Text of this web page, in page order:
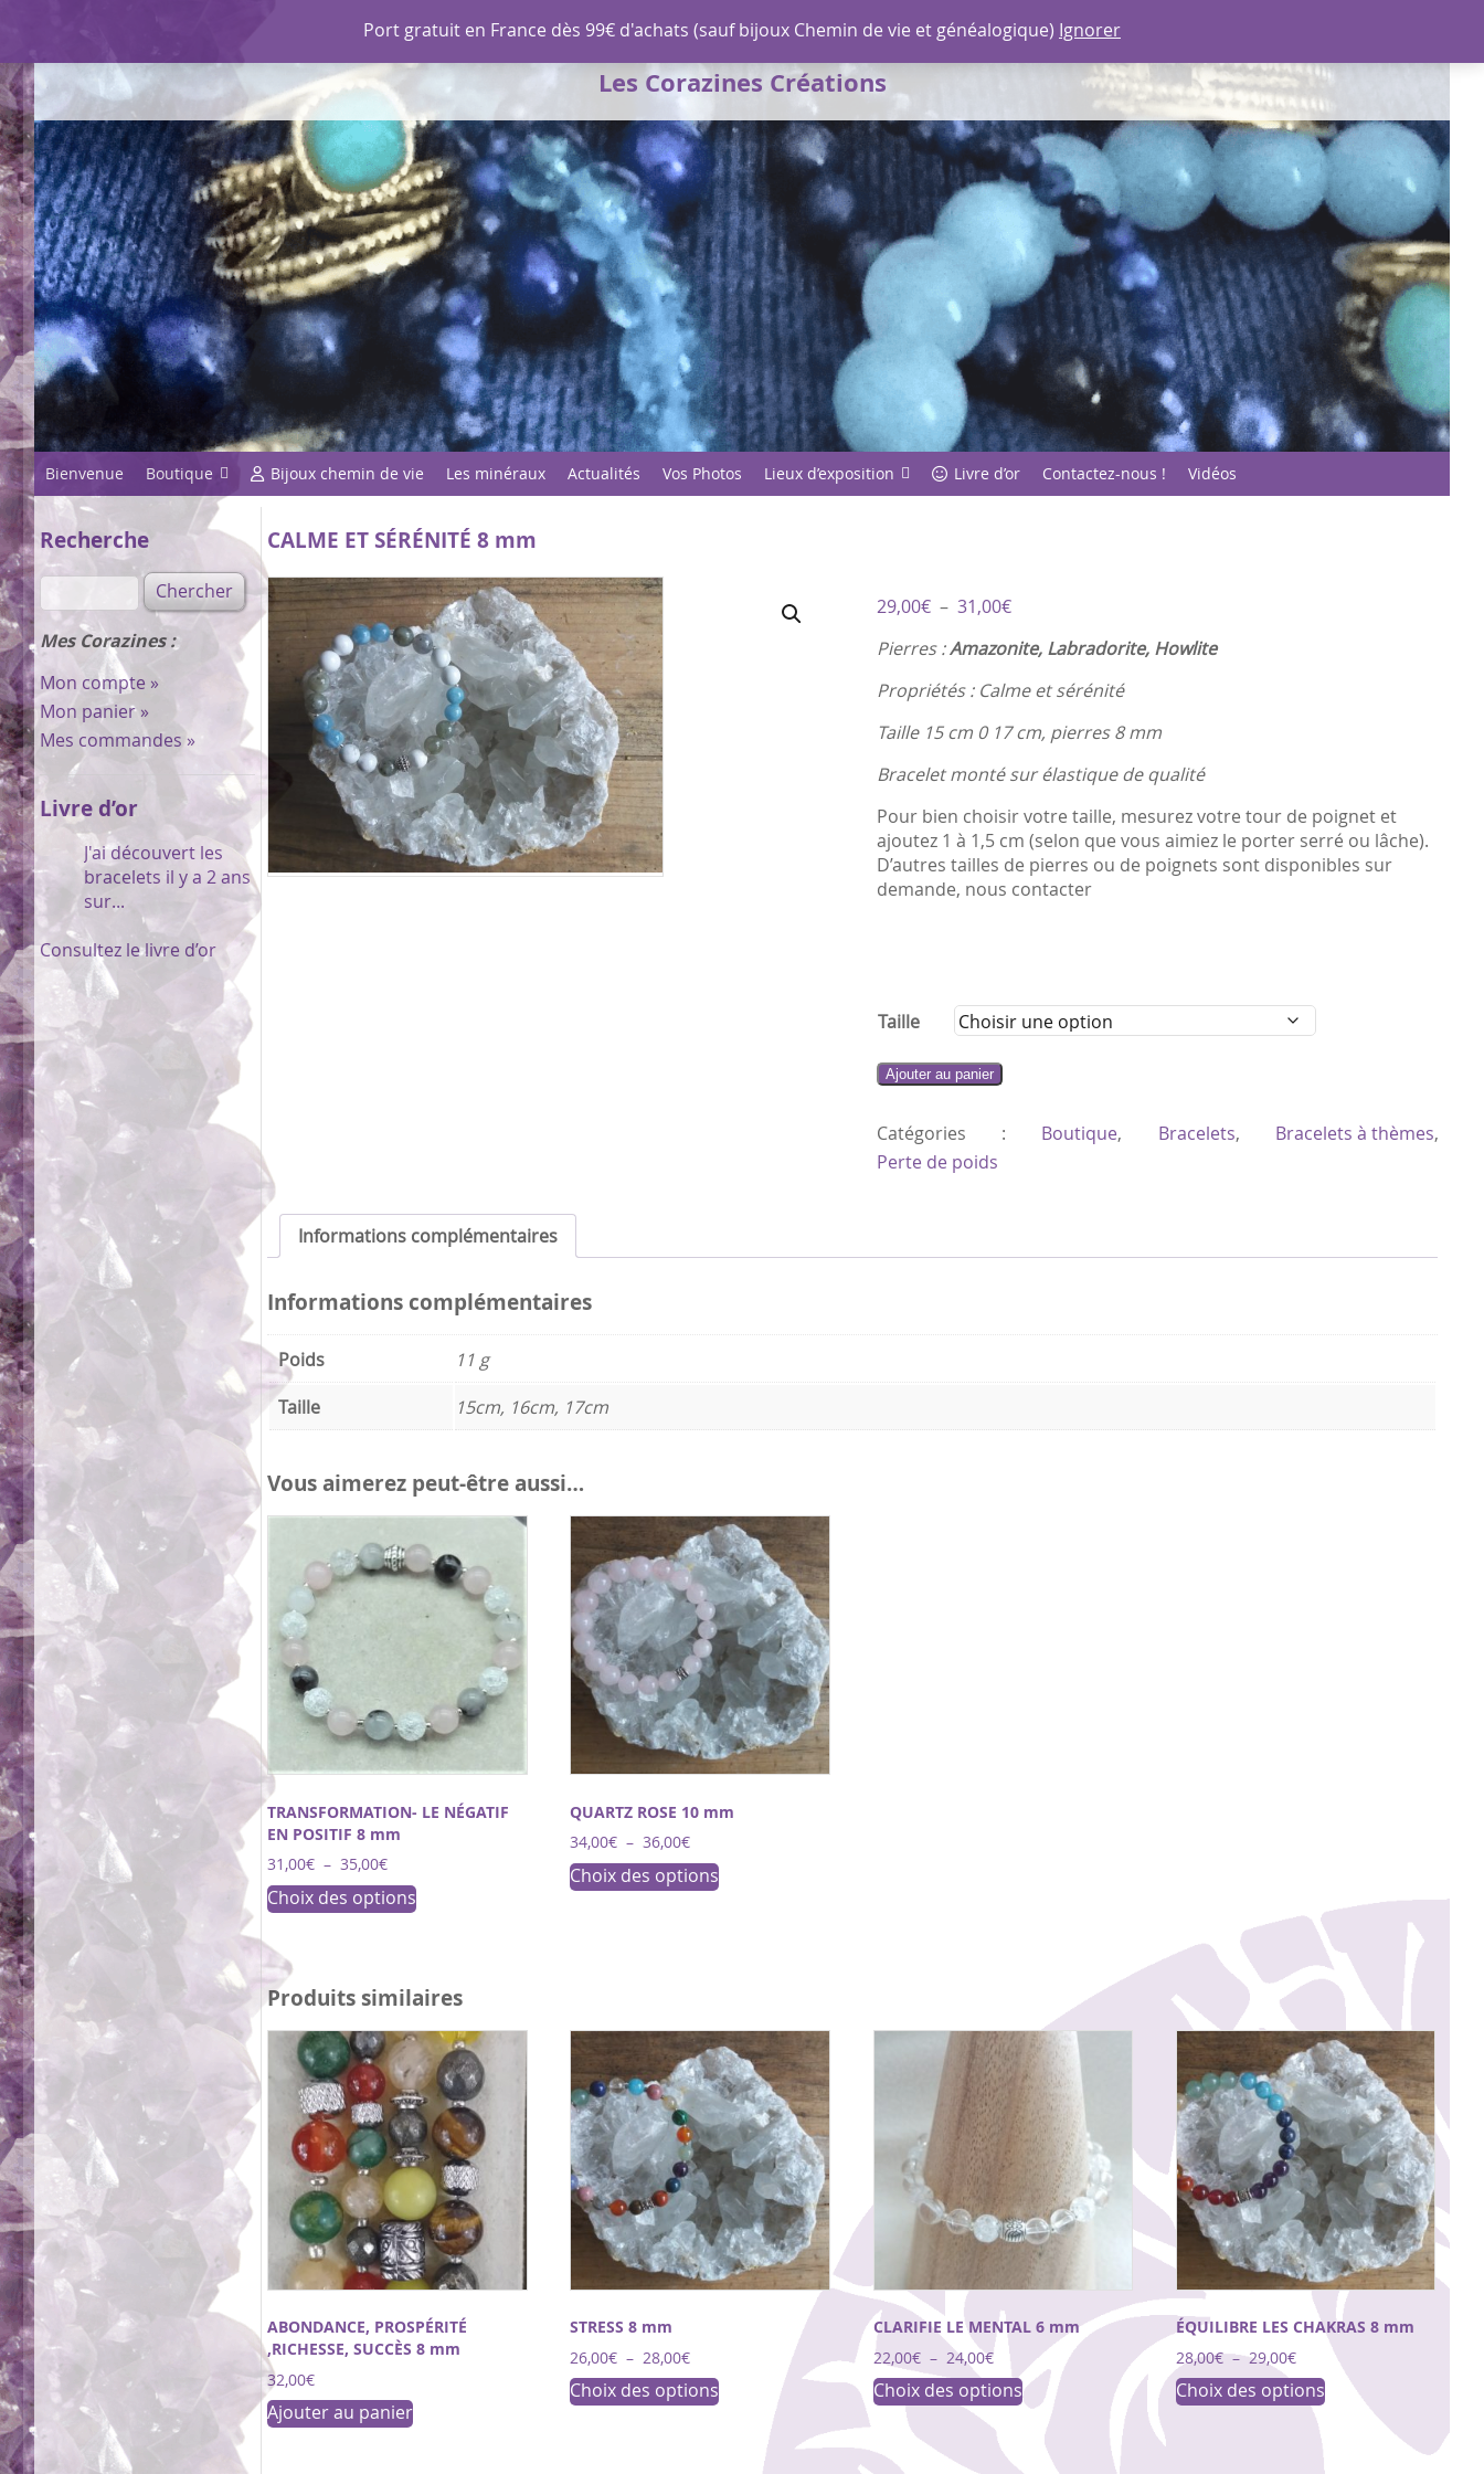
Conditions Générales de Vente Confidentialité
Les Corazines Créations
Bienvenue Boutique Bijoux chemin de vie Les minéraux Actualités Vos Photos Lieux d’exposition Livre d’or Contactez-nous ! Vidéos
Recherche
Mes Corazines :
Mon compte »
Mon panier »
Mes commandes »
Livre d’or
J’ai commandé un
bracelet « sclérose
en plaques » pour
ma grande...
Consultez le livre d’or
CALME ET SÉRÉNITÉ 8 mm
29,00€ – 31,00€Plage
prix :
à
31,00€
Pierres :Amazonite, Labradorite, Howlite
Propriétés : Calme et sérénité
Taille 15 cm 0 17 cm, pierres 8 mm
Bracelet monté sur élastique de qualité
Pour bien choisir votre taille, mesurez votre tour de poignet et
ajoutez 1 à 1,5 cm (selon que vous aimiez le porter serré ou lâche).
D’autres tailles de pierres ou de poignets sont disponibles sur
demande, nous contacter
Taille
quantité
CALME
ET
SÉRÉNITÉ
Ajouter au panier
Catégories : Boutique, Bracelets, Bracelets à thèmes,
Perte de poids
Informations complémentaires
Informations complémentaires
Poids
11 g
Taille
15cm, 16cm, 17cm
Vous aimerez peut-être aussi…
TRANSFORMATION- LE NÉGATIF
EN POSITIF 8 mm
31,00€ – 35,00€Plage
de
prix :
Choix des optionsCe
variations.
options
peuvent
être
choisies
sur
la
page
du
produit
QUARTZ ROSE 10 mm
34,00€ – 36,00€Plage
de
prix :
Choix des optionsCe
peuvent
être
choisies
sur
la
page
du
produit
Produits similaires
ABONDANCE, PROSPÉRITÉ
,RICHESSE, SUCCÈS 8 mm
32,00€
Ajouter au panier
STRESS 8 mm
26,00€ – 28,00€Plage
de
prix :
Choix des optionsCe
produit
plusieurs
CLARIFIE LE MENTAL 6 mm
22,00€ – 24,00€Plage
de
prix :
à
24,00€
Choix des optionsCe
produit
plusieurs
ÉQUILIBRE LES CHAKRAS 8 mm
28,00€ – 29,00€Plage
de
prix :
28,00€
Choix des optionsCe
produit
Port gratuit en France dès 99€ d'achats (sauf bijoux Chemin de vie et généalogique) Ignorer